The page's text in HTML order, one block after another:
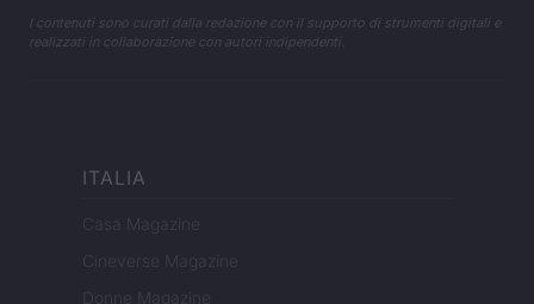
I contenuti sono curati dalla redazione con il supporto di strumenti digitali e
realizzati in collaborazione con autori indipendenti.
ITALIA
Casa Magazine
Cineverse Magazine
Donne Magazine